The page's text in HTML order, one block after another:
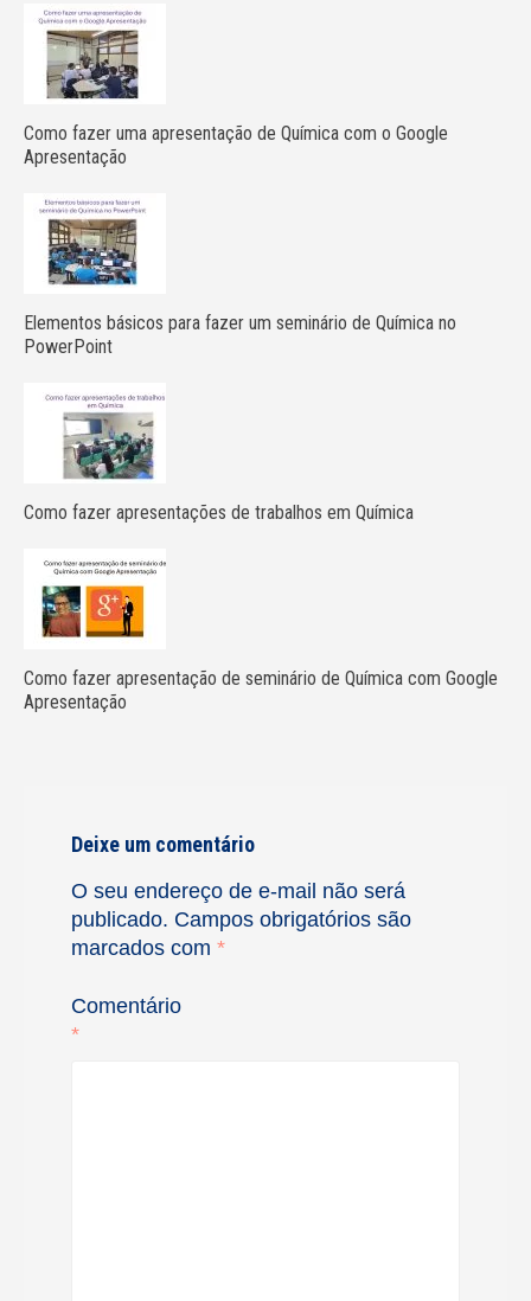
Como fazer uma apresentação de Química com o Google
Apresentação
Elementos básicos para fazer um seminário de Química no
PowerPoint
Como fazer apresentações de trabalhos em Química
Como fazer apresentação de seminário de Química com Google
Apresentação
Deixe um comentário
O seu endereço de e-mail não será
publicado. Campos obrigatórios são
marcados com *
Comentário
*